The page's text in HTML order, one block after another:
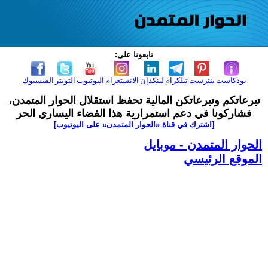
تابعونا على:
الفيسبوك التويتر اليوتيوب الانستغرام لينكدإن تيلكرامبنترست بودكاست
تبرعاتكم وتبرعاتكن المالية تحفظ استقلال الحوار المتمدن،
فشاركونا في دعم استمرارية هذا الفضاء اليساري الحر
[اشترك في قناة ‫«الحوار المتمدن» على اليوتيوب]
الحوار المتمدن - موبايل
الموقع الرئيسي